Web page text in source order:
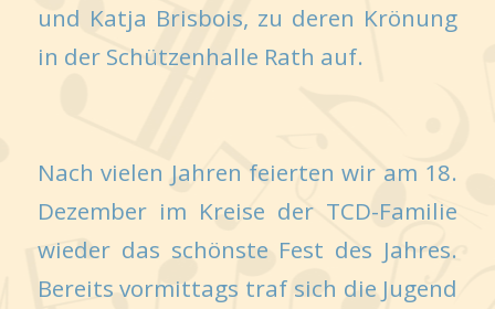
und Katja Brisbois, zu deren Krönung
in der Schützenhalle Rath auf.
Nach vielen Jahren feierten wir am 18.
Dezember im Kreise der TCD-Familie
wieder das schönste Fest des Jahres.
Bereits vormittags traf sich die Jugend